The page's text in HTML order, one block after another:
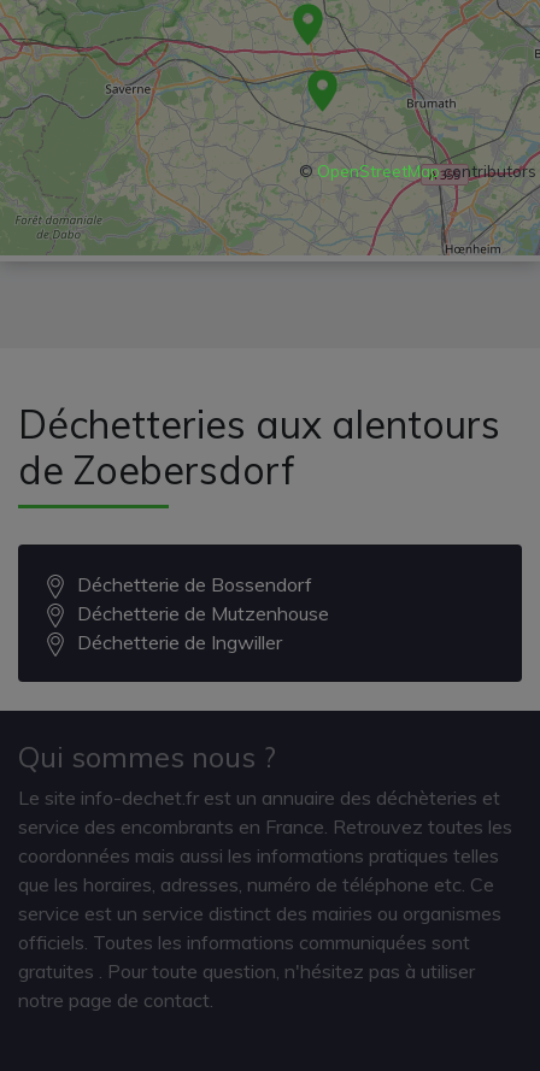
© OpenStreetMapcontributors
Déchetteries aux alentours
de Zoebersdorf
Déchetterie de Bossendorf
Déchetterie de Mutzenhouse
Déchetterie de Ingwiller
Qui sommes nous ?
Le site info-dechet.fr est un annuaire des déchèteries et
service des encombrants en France. Retrouvez toutes les
coordonnées mais aussi les informations pratiques telles
que les horaires, adresses, numéro de téléphone etc. Ce
service est un service distinct des mairies ou organismes
officiels. Toutes les informations communiquées sont
gratuites
. Pour toute question, n'hésitez pas à utiliser
notre page de contact.